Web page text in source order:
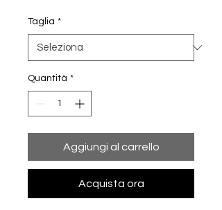
Taglia *
Quantità *
Aggiungi al carrello
Acquista ora